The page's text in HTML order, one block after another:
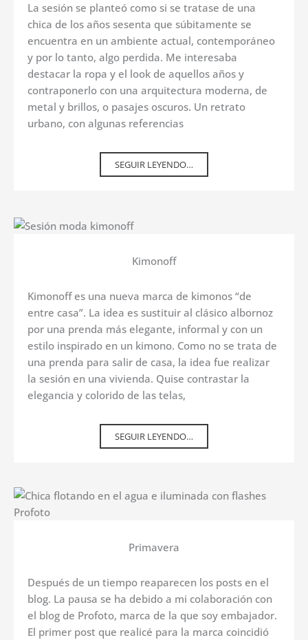
La sesión se planteó como si se tratase de una
chica de los años sesenta que súbitamente se
encuentra en un ambiente actual, contemporáneo
y por lo tanto, algo perdida. Me interesaba
destacar la ropa y el look de aquellos años y
contraponerlo con una arquitectura moderna, de
metal y brillos, o pasajes oscuros. Un retrato
urbano, con algunas referencias
SEGUIR LEYENDO…
Kimonoff
Kimonoff es una nueva marca de kimonos “de
entre casa”. La idea es sustituir al clásico albornoz
por una prenda más elegante, informal y con un
estilo inspirado en un kimono. Como no se trata de
una prenda para salir de casa, la idea fue realizar
la sesión en una vivienda. Quise contrastar la
elegancia y colorido de las telas,
SEGUIR LEYENDO…
Primavera
Después de un tiempo reaparecen los posts en el
blog. La pausa se ha debido a mi colaboración con
el blog de Profoto, marca de la que soy embajador.
El primer post que realicé para la marca coincidió